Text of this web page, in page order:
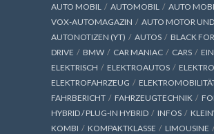
AUTO MOBIL
AUTOMOBIL
AUTO
VOX-AUTOMAGAZIN
AUTO MOTOR
AUTONOTIZEN (YT)
AUTOS
BLACK
DRIVE
BMW CAR MANIAC CARS
ELEKTRISCH
ELEKTROAUTOS
ELEKTROFAHRZEUG
FAHRBERICHT
FAHRZEUGTECHNIK
HYBRID / PLUG-IN HYBRID
INFOS
KOMBI
KOMPAKTKLASSE
LIMOUSINE